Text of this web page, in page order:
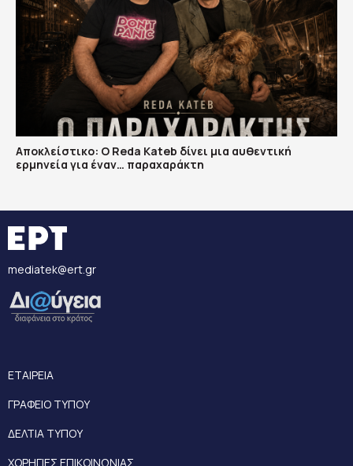
Αποκλείστικο: Ο Reda Kateb δίνει μια αυθεντική
ερμηνεία για έναν… παραχαράκτη
mediatek@ert.gr
ΕΤΑΙΡΕΙΑ
ΓΡΑΦΕΙΟ ΤΥΠΟΥ
ΔΕΛΤΙΑ ΤΥΠΟΥ
ΧΟΡΗΓΙΕΣ ΕΠΙΚΟΙΝΩΝΙΑΣ